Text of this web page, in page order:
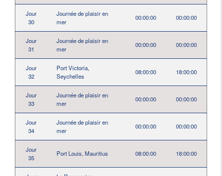
Jour
30
Journée de plaisir en
mer
00:00:00 00:00:00
Jour
31
Journée de plaisir en
mer
00:00:00 00:00:00
Jour
32
Port Victoria,
Seychelles
08:00:00 18:00:00
Jour
33
Journée de plaisir en
mer
00:00:00 00:00:00
Jour
34
Journée de plaisir en
mer
00:00:00 00:00:00
Jour
35
Port Louis, Mauritius 08:00:00 18:00:00